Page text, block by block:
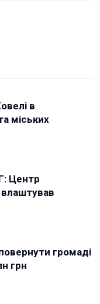
в
міських
Центр
громаді
грн